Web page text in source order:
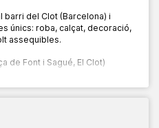
barri del Clot (Barcelona) i
únics: roba, calçat, decoració,
assequibles.
de Font i Sagué, El Clot)